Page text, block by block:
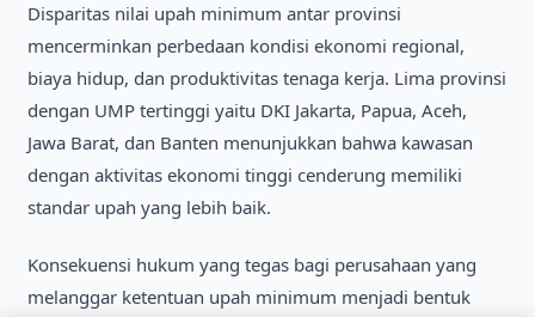
Disparitas nilai upah minimum antar provinsi
mencerminkan perbedaan kondisi ekonomi regional,
biaya hidup, dan produktivitas tenaga kerja. Lima provinsi
dengan UMP tertinggi yaitu DKI Jakarta, Papua, Aceh,
Jawa Barat, dan Banten menunjukkan bahwa kawasan
dengan aktivitas ekonomi tinggi cenderung memiliki
standar upah yang lebih baik.
Konsekuensi hukum yang tegas bagi perusahaan yang
melanggar ketentuan upah minimum menjadi bentuk